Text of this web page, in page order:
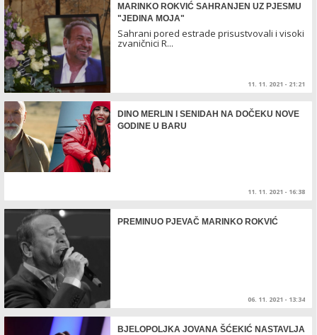
MARINKO ROKVIĆ SAHRANJEN UZ PJESMU
"JEDINA MOJA"
Sahrani pored estrade prisustvovali i visoki
zvaničnici R...
11. 11. 2021 - 21:21
DINO MERLIN I SENIDAH NA DOČEKU NOVE
GODINE U BARU
11. 11. 2021 - 16:38
PREMINUO PJEVAČ MARINKO ROKVIĆ
06. 11. 2021 - 13:34
BJELOPOLJKA JOVANA ŠĆEKIĆ NASTAVLJA